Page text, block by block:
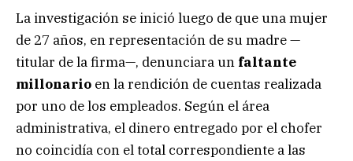
La investigación se inició luego de que una mujer
de 27 años, en representación de su madre —
titular de la firma—, denunciara un faltante
millonario en la rendición de cuentas realizada
por uno de los empleados. Según el área
administrativa, el dinero entregado por el chofer
no coincidía con el total correspondiente a las